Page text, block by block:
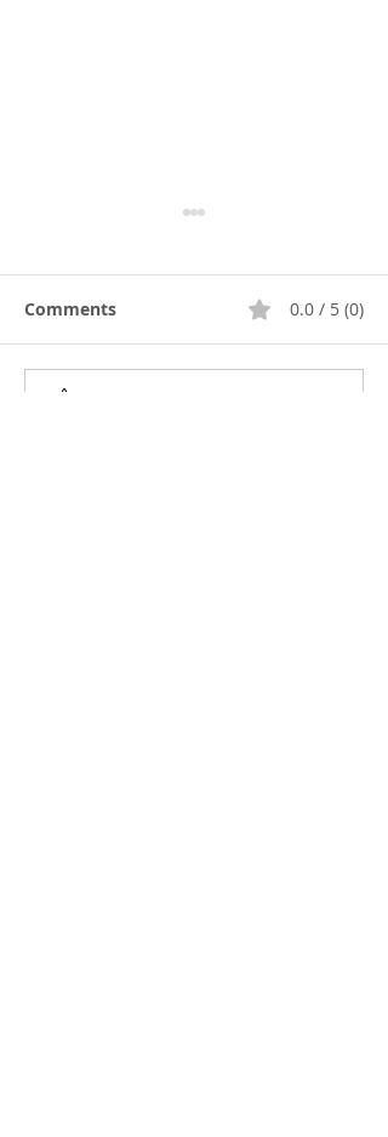
Passata
Comments 0.0 / 5 (0)